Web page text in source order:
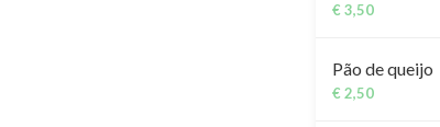
€ 3,50
Pão de queijo
€ 2,50